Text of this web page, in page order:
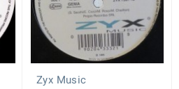
Zyx Music